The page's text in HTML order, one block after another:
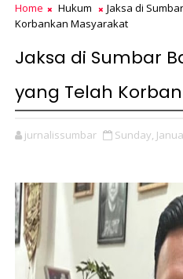
Home Hukum
Jaksa di
Korbankan Masyarakat
Jaksa di Sumbar
yang Telah
jurnalissumbar Sunday,